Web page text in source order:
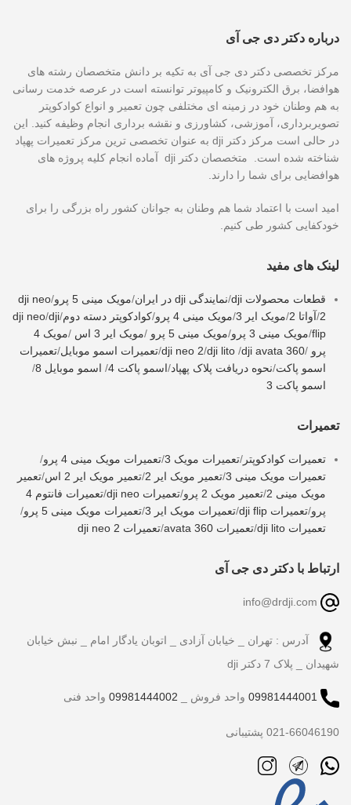
درباره دکتر دی جی آی
مرکز تخصصی دکتر دی جی آی به تکیه بر دانش متخصصان رشته های
هوافضا، برق الکترونیک و کامپیوتر توانسته است در عرصه خدمت رسانی
به هم وطنان خود در زمینه ای مختلفی چون تعمیر و انواع کوادکوپتر
تصویربرداری، آموزشی، کشاورزی و نقشه برداری انجام وظیفه کنید. این
در حالی است مرکز دکتر dji به عنوان تخصصی ترین مرکز تعمیرات پهپاد
شناخته شده است. متخصصان دکتر dji آماده انجام کلیه پروژه های
هوافضایی برای شما را دارند.
امید است با اعتماد شما هم وطنان به جوانان کشور راه بزرگی را برای
خودکفایی کشور طی کنیم.
لینک های مفید
قطعات محصولات dji /نمایندگی dji در ایران /مویک مینی 5 پرو /
dji neo
2
/آواتا 2 /مویک ایر 3 /مویک مینی 4 پرو /کوادکوپتر دسته دوم/
dji neo/dji
flip
/مویک مینی 3 پرو /مویک مینی 5 پرو /مویک ایر 3 اس /
مویک 4
پرو /
dji neo 2/dji lito /dji avata 360
/تعمیرات اسمو موبایل/تعمیرات
اسمو پاکت/نحوه دریافت پلاک پهپاد/اسمو پاکت 4 / اسمو موبایل 8
/
اسمو پاکت 3
تعمیرات
تعمیرات کوادکوپتر /تعمیرات مویک 3 /تعمیرات مویک مینی 4 پرو
/
تعمیرات مویک مینی 3
/تعمیر مویک ایر 2 /تعمیر مویک ایر 2 اس /تعمیر
مویک مینی 2
/تعمیر مویک 2 پرو /تعمیرات dji neo /
تعمیرات فانتوم 4
پرو/تعمیرات dji flip /تعمیرات مویک ایر 3 /تعمیرات مویک مینی 5 پرو
/
تعمیرات dji lito
/تعمیرات avata 360 /تعمیرات dji neo 2
ارتباط با دکتر دی جی آی
آدرس : تهران _ خیابان آزادی _ اتوبان یادگار امام _ نبش خیابان
شهیدان _ پلاک 7 دکتر dji
09981444001 واحد فروش _ 09981444002 واحد فنی
021-66046190 پشتیبانی